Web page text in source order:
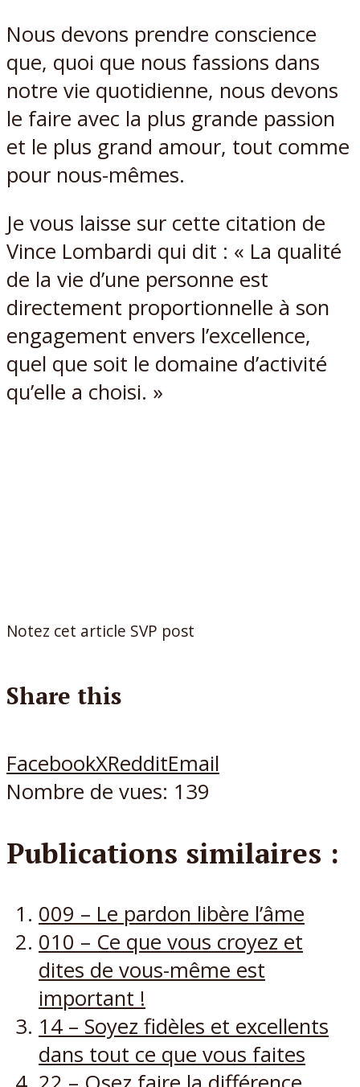
Nous devons prendre conscience
que, quoi que nous fassions dans
notre vie quotidienne, nous devons
le faire avec la plus grande passion
et le plus grand amour, tout comme
pour nous-mêmes.
Je vous laisse sur cette citation de
Vince Lombardi qui dit : « La qualité
de la vie d’une personne est
directement proportionnelle à son
engagement envers l’excellence,
quel que soit le domaine d’activité
qu’elle a choisi. »
Notez cet article SVP post
Share this
FacebookXRedditEmail
Nombre de vues: 139
Publications similaires :
009 – Le pardon libère l’âme
010 – Ce que vous croyez et
dites de vous-même est
important !
14 – Soyez fidèles et excellents
dans tout ce que vous faites